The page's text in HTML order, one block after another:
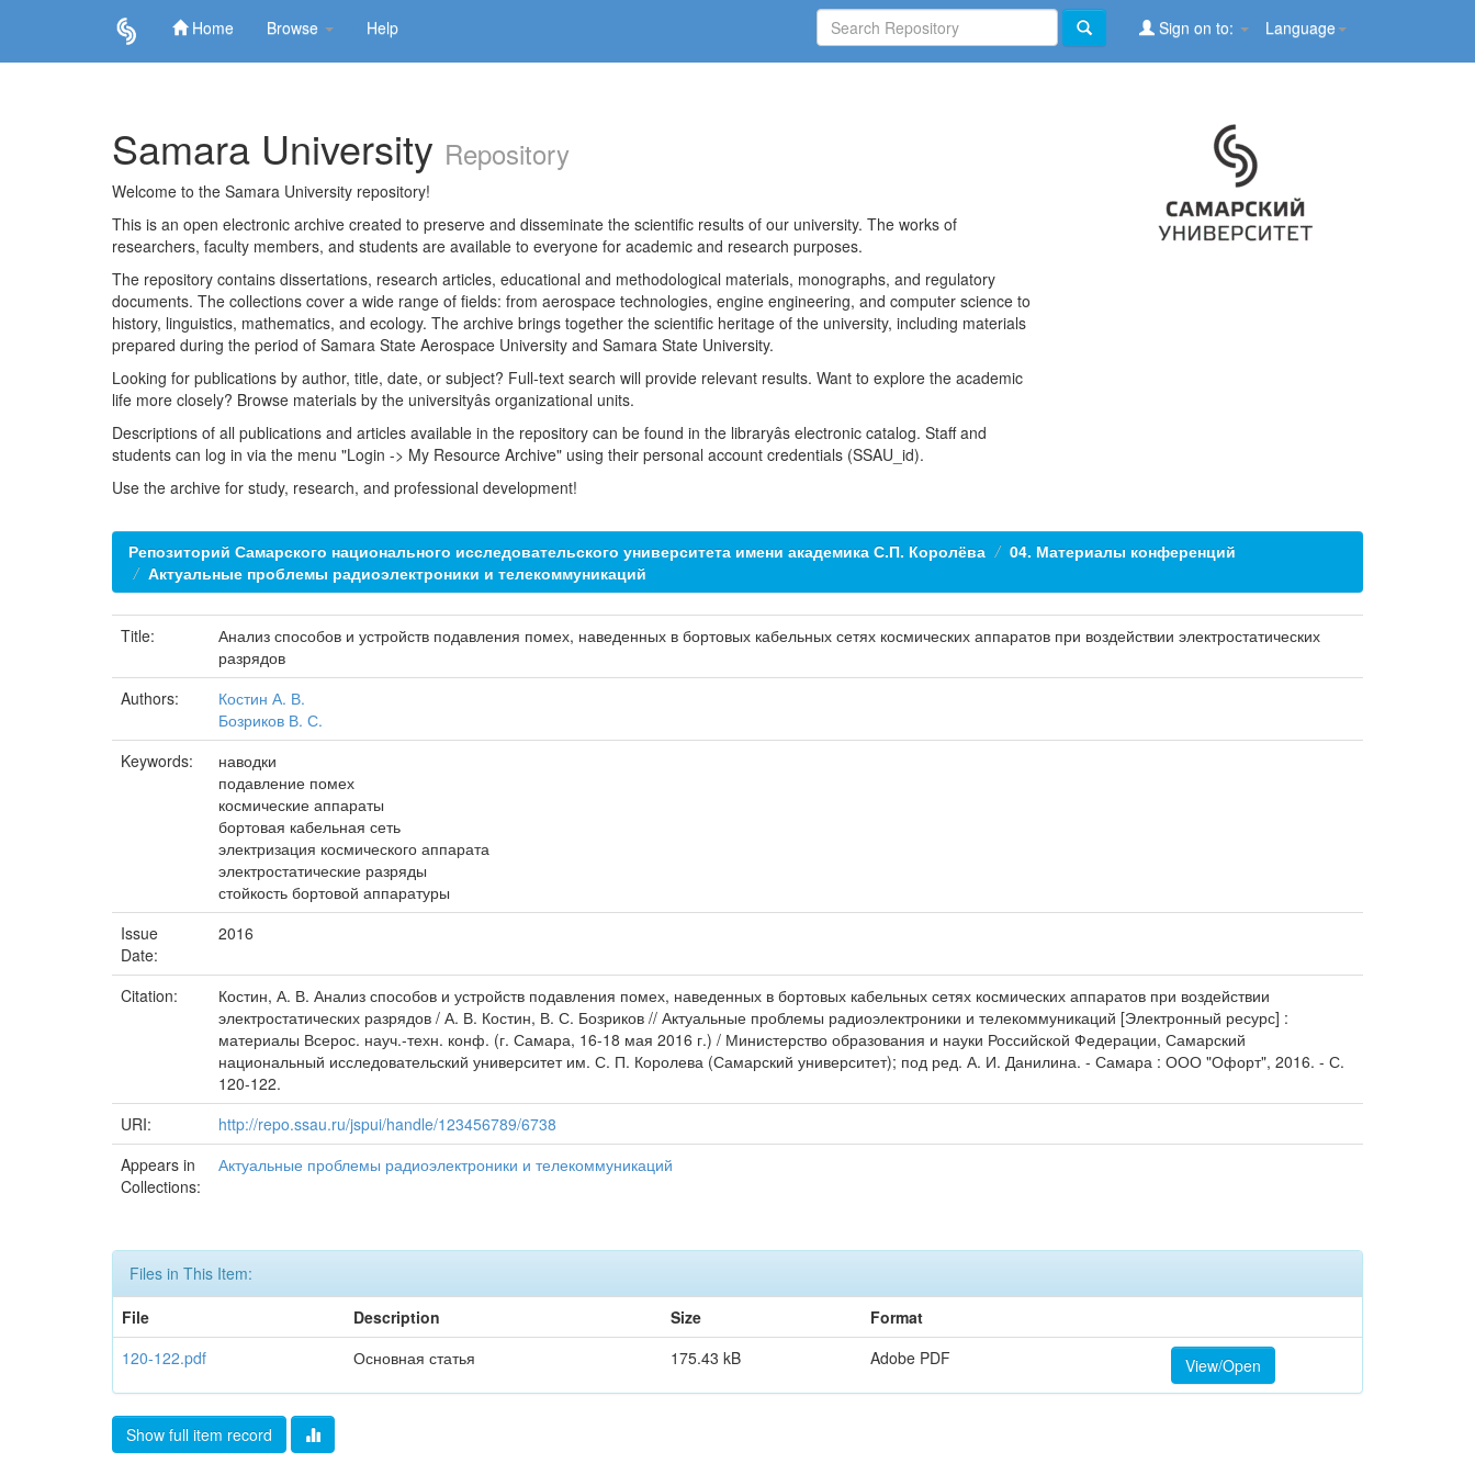
Home Browse Help Language
Sign on to:
Samara University Repository
Welcome to the Samara University repository!
This is an open electronic archive created to preserve and disseminate the scientific results of our university. The works of
researchers, faculty members, and students are available to everyone for academic and research purposes.
The repository contains dissertations, research articles, educational and methodological materials, monographs, and regulatory
documents. The collections cover a wide range of fields: from aerospace technologies, engine engineering, and computer science to
history, linguistics, mathematics, and ecology. The archive brings together the scientific heritage of the university, including materials
prepared during the period of Samara State Aerospace University and Samara State University.
Looking for publications by author, title, date, or subject? Full-text search will provide relevant results. Want to explore the academic
life more closely? Browse materials by the universityâs organizational units.
Descriptions of all publications and articles available in the repository can be found in the libraryâs electronic catalog. Staff and
students can log in via the menu "Login -> My Resource Archive" using their personal account credentials (SSAU_id).
Use the archive for study, research, and professional development!
Репозиторий Самарского национального исследовательского университета имени академика С.П. Королёва
04. Материалы конференций
Актуальные проблемы радиоэлектроники и телекоммуникаций
Title:
Анализ способов и устройств подавления помех, наведенных в бортовых кабельных сетях космических аппаратов при воздействии электростатических
разрядов
Authors:
Костин А. В.
Бозриков В. С.
Keywords:
наводки
подавление помех
космические аппараты
бортовая кабельная сеть
электризация космического аппарата
электростатические разряды
стойкость бортовой аппаратуры
Issue
Date:
2016
Citation:
Костин, А. В. Анализ способов и устройств подавления помех, наведенных в бортовых кабельных сетях космических аппаратов при воздействии
электростатических разрядов / А. В. Костин, В. С. Бозриков // Актуальные проблемы радиоэлектроники и телекоммуникаций [Электронный ресурс] :
материалы Всерос. науч.-техн. конф. (г. Самара, 16-18 мая 2016 г.) / Министерство образования и науки Российской Федерации, Самарский
национальный исследовательский университет им. С. П. Королева (Самарский университет); под ред. А. И. Данилина. - Самара : ООО "Офорт", 2016. - С.
120-122.
URI:
http://repo.ssau.ru/jspui/handle/123456789/6738
Appears in
Collections:
Актуальные проблемы радиоэлектроники и телекоммуникаций
Files in This Item:
File
Description Size
Format
120-122.pdf
Основная статья 175.43 kB Adobe PDF View/Open
Show full item record